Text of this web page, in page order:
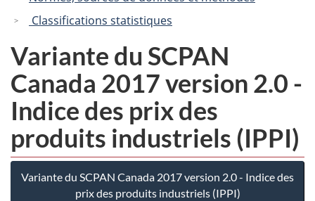
Classifications statistiques
Variante du SCPAN
Canada 2017 version 2.0 -
Indice des prix des
produits industriels (IPPI)
Variante du SCPAN Canada 2017 version 2.0 - Indice des
prix des produits industriels (IPPI)